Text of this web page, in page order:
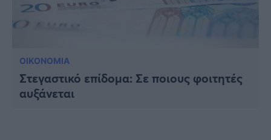
ΟΙΚΟΝΟΜΙΑ
Στεγαστικό επίδομα: Σε ποιους φοιτητές
αυξάνεται